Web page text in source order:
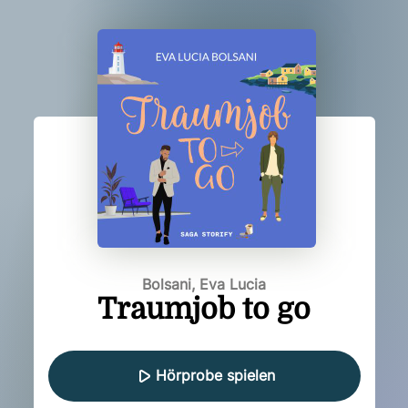
Bolsani, Eva Lucia
Traumjob to go
Hörprobe spielen